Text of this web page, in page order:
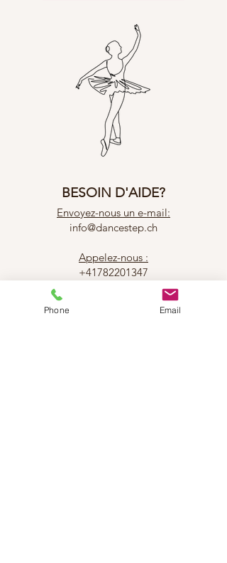
BESOIN D'AIDE?
Envoyez-nous un e-mail:
info@dancestep.ch
Appelez-nous :
+41782201347
Phone Email